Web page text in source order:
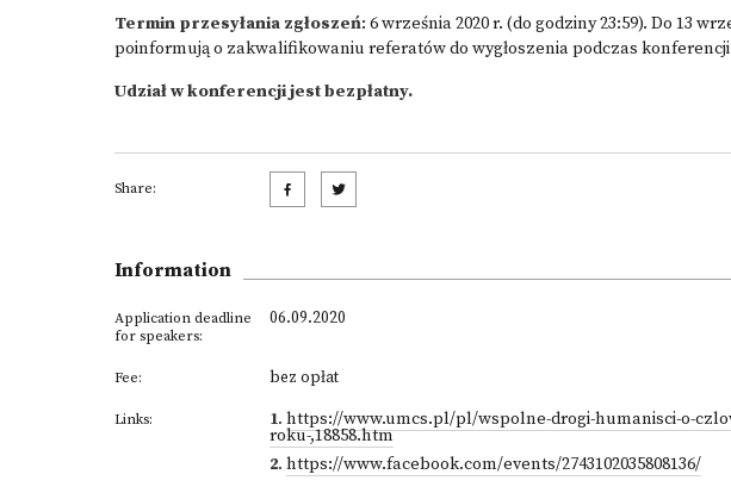
Termin przesyłania zgłoszeń: 6 września 2020 r. (do godziny 23:59). Do 13
poinformują o zakwalifikowaniu referatów do wygłoszenia podczas
Udział w konferencji jest bezpłatny.
Share:
Information
Application deadline
for speakers:
06.09.2020
Fee: bez opłat
Links: 1. https://www.umcs.pl/pl/wspolne-drogi-humanisci-o-
roku-,18858.htm
2. https://www.facebook.com/events/2743102035808136/